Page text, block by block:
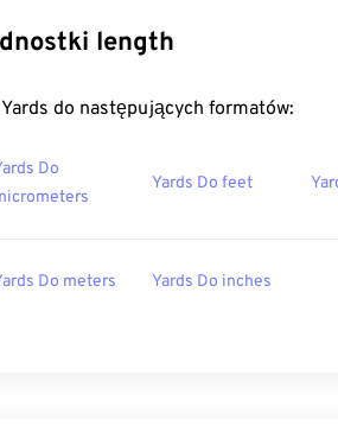
length
do następujących formatów:
Do
Yards Do feet
Do meters Yards Do inches